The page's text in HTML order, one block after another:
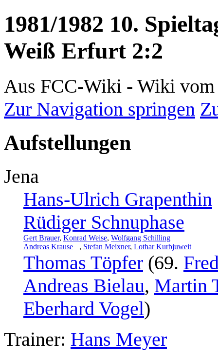
1981/1982 10.
Weiß Erfurt 2:2
Aus FCC-Wiki - Wiki vom
Zur Navigation springen
Aufstellungen
Jena
Hans-Ulrich Grapenthin
Rüdiger Schnuphase
Gert Brauer, Konrad Weise, Wolfgang Schilling
Andreas Krause
, Stefan Meixner, Lothar Kurbjuweit
Thomas Töpfer (69.
Andreas Bielau, Martin
Eberhard Vogel)
Trainer: Hans Meyer